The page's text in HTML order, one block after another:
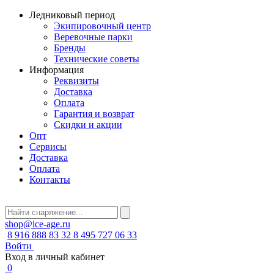
Ледниковый период
Экипировочный центр
Веревочные парки
Бренды
Технические советы
Информация
Реквизиты
Доставка
Оплата
Гарантия и возврат
Скидки и акции
Опт
Сервисы
Доставка
Оплата
Контакты
shop@ice-age.ru
8 916 888 83 32 8 495 727 06 33
Войти
Вход в личный кабинет
0